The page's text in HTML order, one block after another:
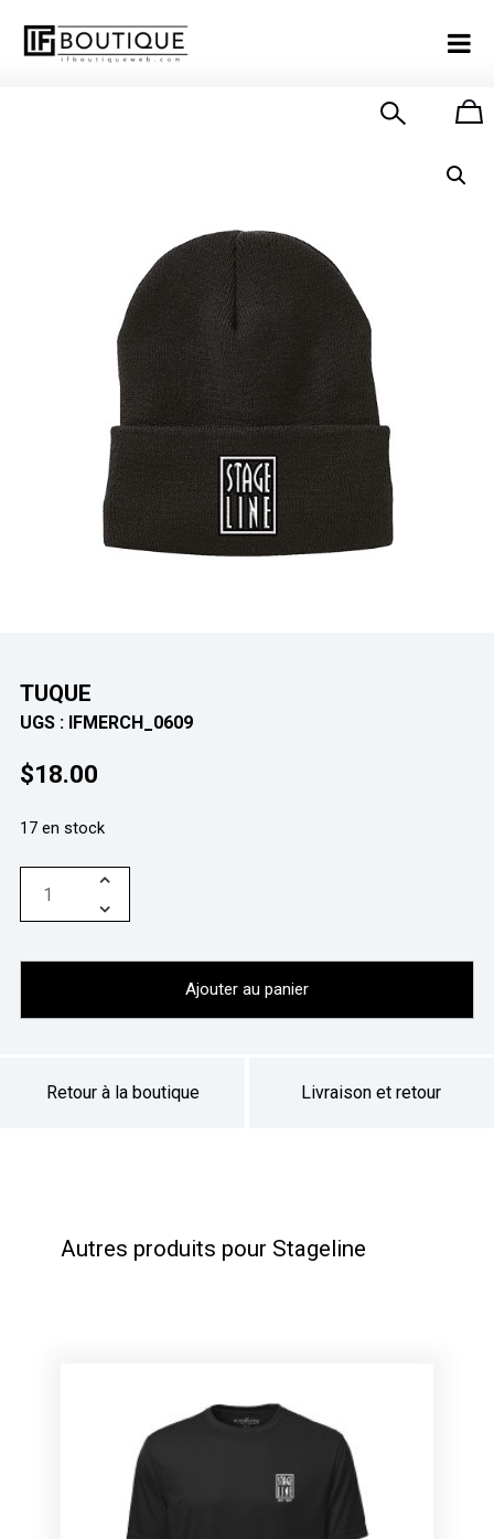
TUQUE
UGS : IFMERCH_0609
$18.00
17 en stock
Ajouter au panier
Retour à la boutique Livraison et retour
Autres produits pour Stageline